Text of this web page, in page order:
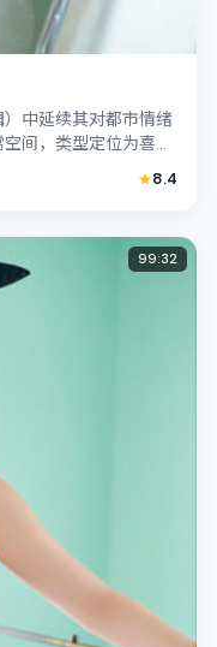
中延续其对都市情绪
间，类型定位为喜
情...
8.4
99:32